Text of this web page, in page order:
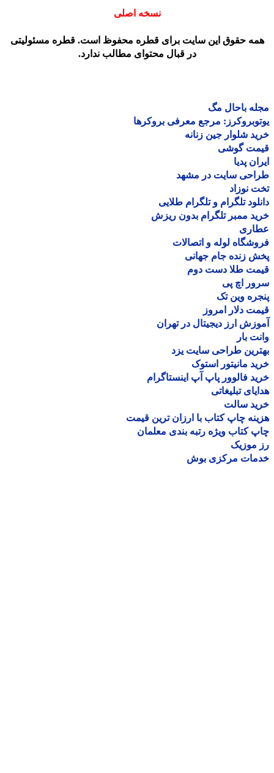
نسخه اصلی
حقوق این سایت برای قطره محفوظ است. قطره مسئولیتی
در قبال محتوای مطالب ندارد.
باحال مگ
مرجع معرفی بروکرها
شلوار جین زنانه
گوشی
پدیا
سایت در مشهد
نوزاد
تلگرام و تلگرام طلایی
ممبر تلگرام بدون ریزش
لوله و اتصالات
زنده جام جهانی
طلا دست دوم
اچ پی
وین تک
دلار امروز
ارز دیجیتال در تهران
بار
طراحی سایت یزد
مانیتور استوک
فالوور پاپ آپ اینستاگرام
تبلیغاتی
سالت
چاپ کتاب با ارزان ترین قیمت
کتاب ویژه رتبه بندی معلمان
موزیک
مرکزی بوش